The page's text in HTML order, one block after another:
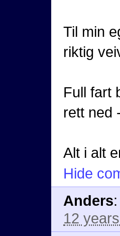
Til min
riktig
Full fart
rett ned
Alt i alt
Hide
Anders:
12